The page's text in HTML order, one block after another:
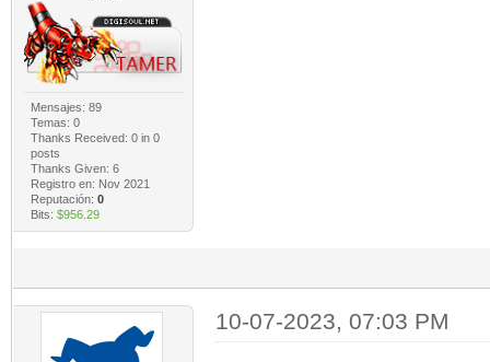
Mensajes: 89
Temas: 0
Thanks Received: 0in 0
posts
Thanks Given: 6
Registro en: Nov 2021
Reputación: 0
Bits: $956.29
10-07-2023, 07:03 PM